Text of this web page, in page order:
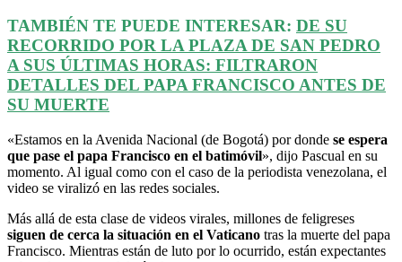
TAMBIÉN TE PUEDE INTERESAR: DE SU
RECORRIDO POR LA PLAZA DE SAN PEDRO
A SUS ÚLTIMAS HORAS: FILTRARON
DETALLES DEL PAPA FRANCISCO ANTES DE
SU MUERTE
«Estamos en la Avenida Nacional (de Bogotá) por donde se espera
que pase el papa Francisco en el batimóvil», dijo Pascual en su
momento. Al igual como con el caso de la periodista venezolana, el
video se viralizó en las redes sociales.
Más allá de esta clase de videos virales, millones de feligreses
siguen de cerca la situación en el Vaticano tras la muerte del papa
Francisco. Mientras están de luto por lo ocurrido, están expectantes